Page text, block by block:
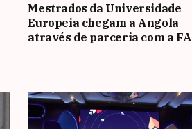
Mestrados da Universidade
Europeia chegam a Angola
através de parceria com a